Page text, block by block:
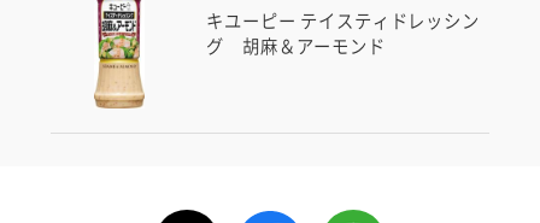
キユーピー テイスティドレッシン
グ 胡麻＆アーモンド